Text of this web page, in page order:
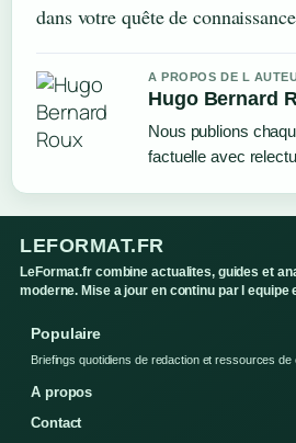
dans votre quête de
A PROPOS DE L
Hugo Bernard
Nous publions
factuelle avec
LEFORMAT.FR
LeFormat.fr combine actualites, guides et
moderne. Mise a jour en continu par l equipe
Populaire
Briefings quotidiens de redaction et ressources de
A propos
Contact